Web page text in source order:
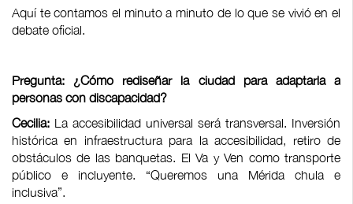
Aquí te contamos el minuto a minuto de lo que se vivió en el
debate oficial.
Pregunta: ¿Cómo rediseñar la ciudad para adaptarla a
personas con discapacidad?
Cecilia: La accesibilidad universal será transversal. Inversión
histórica en infraestructura para la accesibilidad, retiro de
obstáculos de las banquetas. El Va y Ven como transporte
público e incluyente. “Queremos una Mérida chula e
inclusiva”.